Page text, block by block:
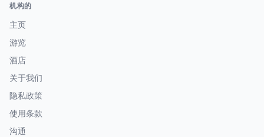
机构的
主页
游览
酒店
关于我们
隐私政策
使用条款
沟通